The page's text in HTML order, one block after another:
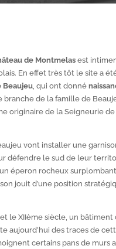
de Montmelasest
En effet très tôt le site a
Beaujeu, qui ont donné
branche de la famille de
originaire de la Seigneurie de
vont installer une
défendre le sud de leur
éperon rocheux
jouit d’une position
le XIIèmesiècle, un bâtiment
aujourd’hui des traces de
certains pans de murs